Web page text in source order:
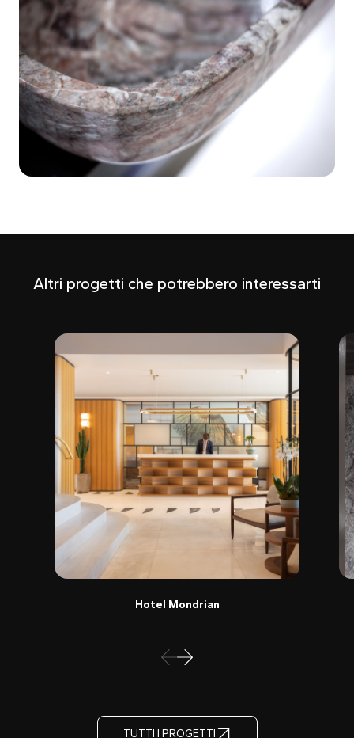
Altri progetti che potrebbero interessarti
Hotel Mondrian
TUTTI I PROGETTI